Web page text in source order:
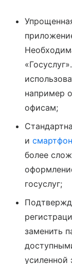
например
офисам;
и
более
госуслуг;
заменить
усиленной